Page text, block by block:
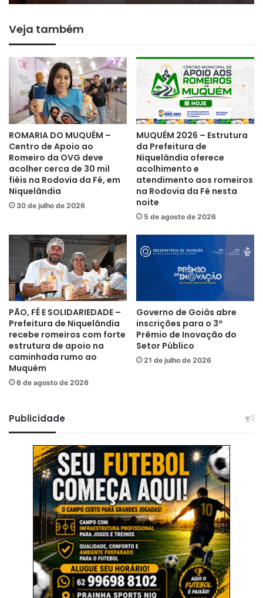
Veja também
ROMARIA DO MUQUÉM –
Centro de Apoio ao
Romeiro da OVG deve
acolher cerca de 30 mil
fiéis na Rodovia da Fé, em
Niquelândia
30 de julho de 2026
MUQUÉM 2026 – Estrutura
da Prefeitura de
Niquelândia oferece
acolhimento e
atendimento aos romeiros
na Rodovia da Fé nesta
noite
5 de agosto de 2026
PÃO, FÉ E SOLIDARIEDADE –
Prefeitura de Niquelândia
recebe romeiros com forte
estrutura de apoio na
caminhada rumo ao
Muquém
6 de agosto de 2026
Governo de Goiás abre
inscrições para o 3º
Prêmio de Inovação do
Setor Público
21 de julho de 2026
Publicidade